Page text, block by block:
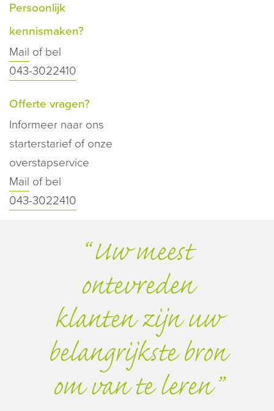
Persoonlijk
kennismaken?
Mail of bel
043-3022410
Offerte vragen?
Informeer naar ons
starterstarief of onze
overstapservice
Mail of bel
043-3022410
Uw meest
ontevreden
klanten zijn uw
belangrijkste bron
om van te leren